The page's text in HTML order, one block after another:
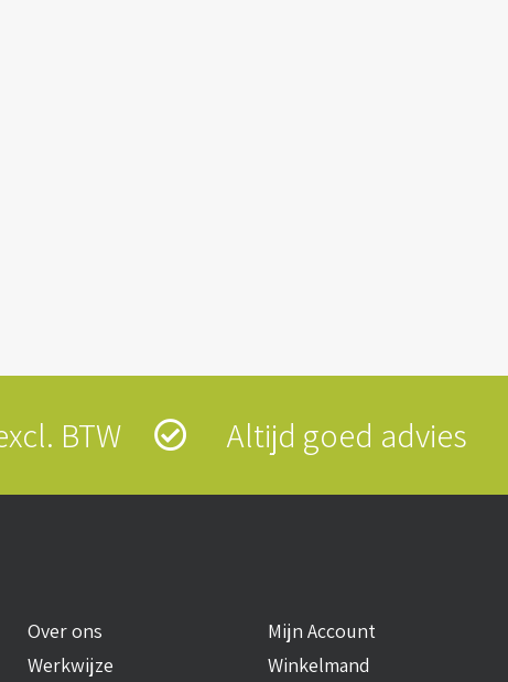
BTW Altijd goed advies
Over ons
Werkwijze
Mijn Account
Winkelmand